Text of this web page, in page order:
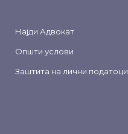
Најди Адвокат
Општи услови
Заштита на лични податоци